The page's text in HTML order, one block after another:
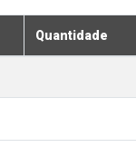
Quantidade